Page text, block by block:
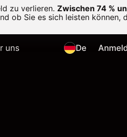
zu verlieren. Zwischen 74 %
ob Sie es sich leisten können,
uns De